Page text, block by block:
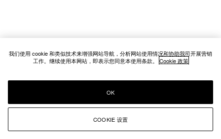
我们使用 cookie 和类似技术来增强网站导航，分析网站使用情况和协助我司开展营销
工作。继续使用本网站，即表示您同意本使用条款。 Cookie 政策
COOKIE 设置
OK